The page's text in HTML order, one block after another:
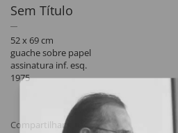
Sem Título
52 x 69 cm
guache sobre papel
assinatura inf. esq.
1975
Compartilhar